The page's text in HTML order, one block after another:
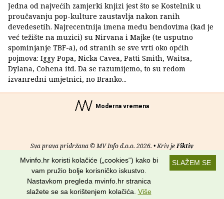
Jedna od najvećih zamjerki knjizi jest što se Kostelnik u
proučavanju pop-kulture zaustavlja nakon ranih
devedesetih. Najrecentnija imena među bendovima (kad je
već težište na muzici) su Nirvana i Majke (te usputno
spominjanje TBF-a), od stranih se sve vrti oko općih
pojmova: Iggy Popa, Nicka Cavea, Patti Smith, Waitsa,
Dylana, Cohena itd. Da se razumijemo, to su redom
izvanredni umjetnici, no Branko...
Moderna vremena
Sva prava pridržana © MV Info d.o.o. 2026. • Kriv jeFiktiv
O nama• Pomoć• Uvjeti korištenja•RSS kanali
Potraži nas na:
SLAŽEM SE
Mvinfo.hr koristi kolačiće („cookies“) kako bi
vam pružio bolje korisničko iskustvo.
Nastavkom pregleda mvinfo.hr stranica
slažete se sa korištenjem kolačića. Više